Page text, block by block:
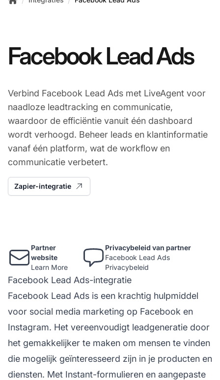
Facebook Lead Ads
Verbind Facebook Lead Ads met LiveAgent voor
naadloze leadtracking en communicatie,
waardoor de efficiëntie vanuit één dashboard
wordt verhoogd. Beheer leads en klantinformatie
vanaf één platform, wat de workflow en
communicatie verbetert.
Zapier-integratie
Partner
website
Learn More
Privacybeleid van partner
Facebook Lead Ads
Privacybeleid
Facebook Lead Ads-integratie
Facebook Lead Ads is een krachtig hulpmiddel
voor social media marketing op Facebook en
Instagram. Het vereenvoudigt leadgeneratie door
het gemakkelijker te maken om mensen te vinden
die mogelijk geïnteresseerd zijn in je producten en
diensten. Met Instant-formulieren en aangepaste